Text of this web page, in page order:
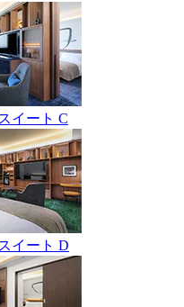
イート C
イート D